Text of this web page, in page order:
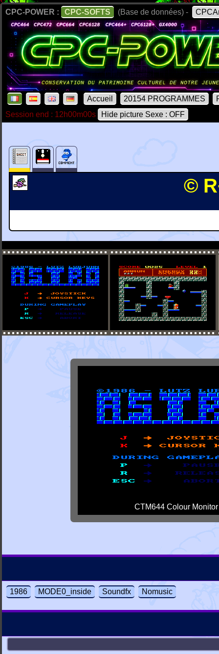
CPC-POWER : CPC-SOFTS (Base de données) -
Accueil 20154 PROGRAMMES
Session end : 12h00m00s
Hide picture Sexe : OFF
©
CTM644 Colour Monitor
1986 MODE0_inside Soundfx Nomusic